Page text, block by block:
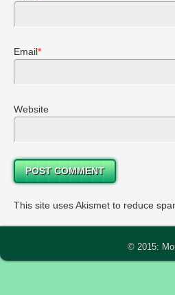
Email*
Website
This site uses Akismet to reduce
© 2015: